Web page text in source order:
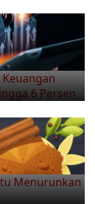
Aplikasi
Visa
Mana